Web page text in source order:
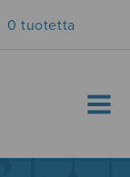
0 tuotetta
MENU